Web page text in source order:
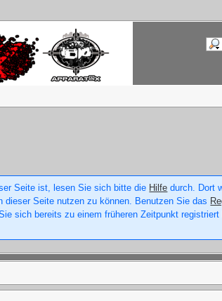
Seite ist, lesen Sie sich bitte die Hilfe durch. Dort
Seite nutzen zu können. Benutzen Sie das
sich bereits zu einem früheren Zeitpunkt